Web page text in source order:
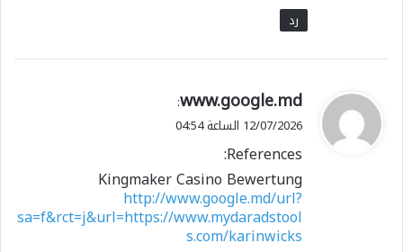
رد
ي
ق
ل
www.google.md
:
12/07/2026 الساعة 04:54
References:
Kingmaker Casino Bewertung
http://www.google.md/url?
sa=f&rct=j&url=https://www.mydaradstool
s.com/karinwicks